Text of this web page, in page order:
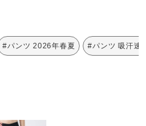
#パンツ 2026年春夏 #パンツ 吸汗速